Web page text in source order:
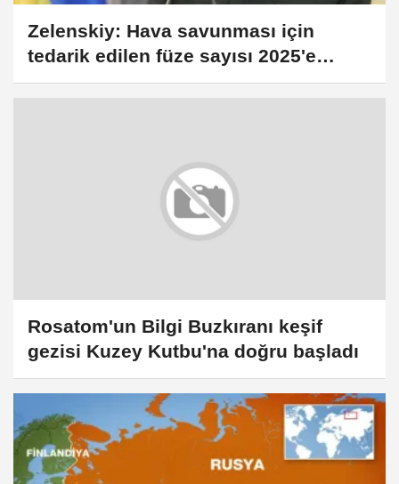
Zelenskiy: Hava savunması için
tedarik edilen füze sayısı 2025'e
kıyasla 3 kat azaldı
Rosatom'un Bilgi Buzkıranı keşif
gezisi Kuzey Kutbu'na doğru başladı